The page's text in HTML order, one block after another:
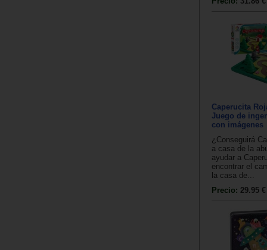
Caperucita
Juego de
con imágenes
¿Conseguirá
a casa de la
ayudar a
encontrar el
la casa de...
Precio: 29.95 €